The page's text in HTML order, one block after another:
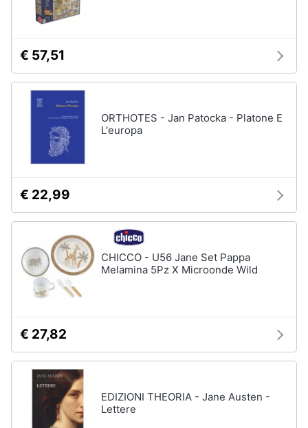
€ 57,51
ORTHOTES - Jan Patocka - Platone E
L'europa
€ 22,99
CHICCO - U56 Jane Set Pappa
Melamina 5Pz X Microonde Wild
€ 27,82
EDIZIONI THEORIA - Jane Austen -
Lettere